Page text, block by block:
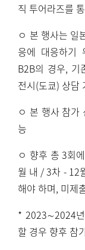
직 투어라즈를
ㅇ 본 행사는 일
응에 대응하기
B2B의 경우, 기
전시(도쿄) 상담
ㅇ 본 행사 참가
능
ㅇ 향후 총3회
월 내 / 3차 - 12
해야 하며, 미제
* 2023∼2024
할 경우 향후 참